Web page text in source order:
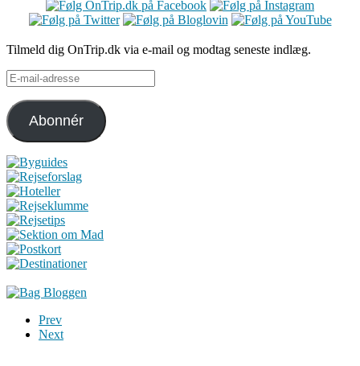
Tilmeld dig OnTrip.dk via e-mail og modtag seneste indlæg.
E-
mail-
adresse
Abonnér
Prev
Next